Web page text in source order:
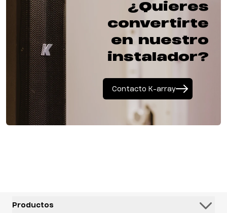
¿Quieres
convertirte
en nuestro
instalador?
Contacto K-array
Productos